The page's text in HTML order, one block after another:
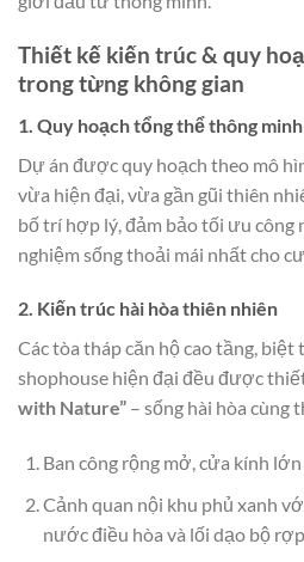
Thiết kế kiến trúc & quy
trong từng không gian
1. Quy hoạch tổng thể thông minh
Dự án được quy hoạch theo mô
vừa hiện đại, vừa gần gũi thiên
bố trí hợp lý, đảm bảo tối ưu công
nghiệm sống thoải mái nhất cho cư
2. Kiến trúc hài hòa thiên nhiên
Các tòa tháp căn hộ cao tầng, biệt
shophouse hiện đại đều được
with Nature” – sống hài hòa cùng
Ban công rộng mở, cửa kính
Cảnh quan nội khu phủ xanh
nước điều hòa và lối dạo bộ rợp